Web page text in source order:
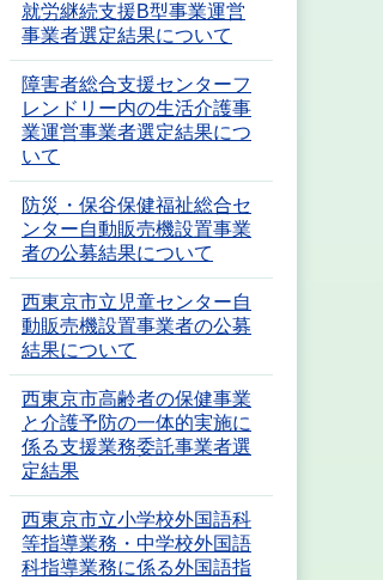
就労継続支援B型事業運営
事業者選定結果について
障害者総合支援センターフ
レンドリー内の生活介護事
業運営事業者選定結果につ
いて
防災・保谷保健福祉総合セ
ンター自動販売機設置事業
者の公募結果について
西東京市立児童センター自
動販売機設置事業者の公募
結果について
西東京市高齢者の保健事業
と介護予防の一体的実施に
係る支援業務委託事業者選
定結果
西東京市立小学校外国語科
等指導業務・中学校外国語
科指導業務に係る外国語指